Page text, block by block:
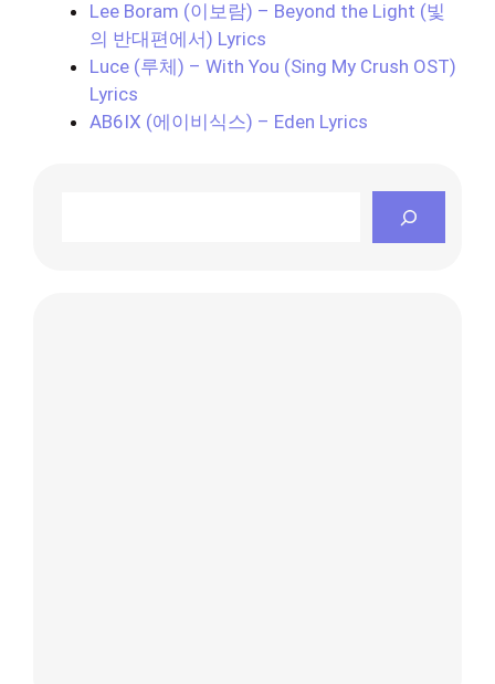
Lee Boram (이보람) – Beyond the Light (빛
의 반대편에서) Lyrics
Luce (루체) – With You (Sing My Crush OST)
Lyrics
AB6IX (에이비식스) – Eden Lyrics